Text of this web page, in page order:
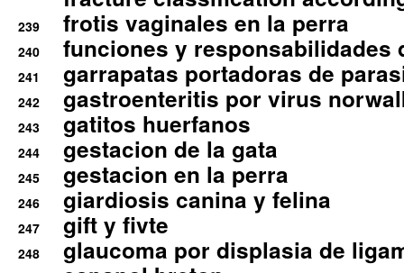
239 frotis vaginales en la perra
240 funciones y responsabilidades
241 garrapatas portadoras de
242 gastroenteritis por virus
243 gatitos huerfanos
244 gestacion de la gata
245 gestacion en la perra
246 giardiosis canina y felina
247 gift y fivte
248
glaucoma por displasia de